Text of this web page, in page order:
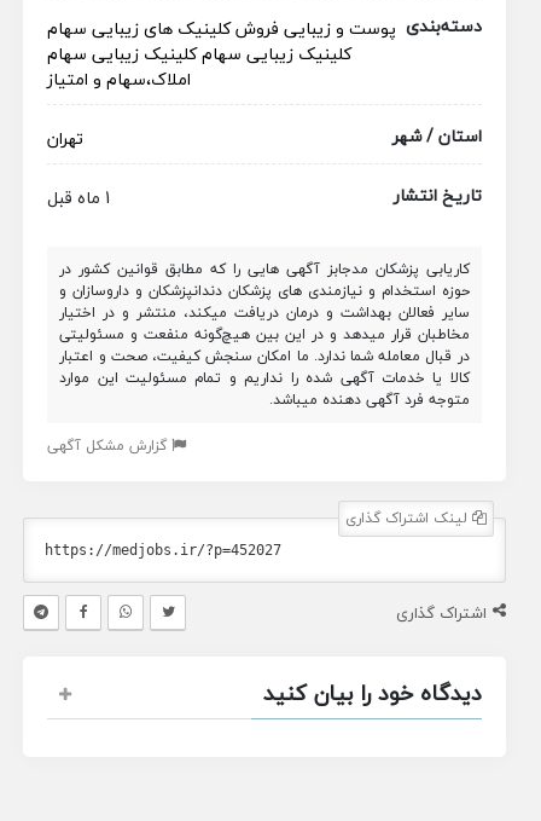
دسته‌بندی پوست و زیبایی فروش کلینیک های زیبایی سهام
کلینیک زیبایی سهام کلینیک زیبایی سهام
املاک،سهام و امتیاز
استان / شهر
تهران
تاریخ انتشار
1 ماه قبل
کاریابی پزشکان مدجابز آگهی هایی را که مطابق قوانین کشور در
حوزه استخدام و نیازمندی های پزشکان دندانپزشکان و داروسازان و
سایر فعالان بهداشت و درمان دریافت میکند، منتشر و در اختیار
مخاطبان قرار میدهد و در این بین هیچ‌گونه منفعت و مسئولیتی
در قبال معامله شما ندارد. ما امکان سنجش کیفیت، صحت و اعتبار
کالا یا خدمات آگهی شده را نداریم و تمام مسئولیت این موارد
متوجه فرد آگهی دهنده میباشد.
گزارش مشکل آگهی
لینک اشتراک گذاری
اشتراک گذاری
دیدگاه خود را بیان کنید